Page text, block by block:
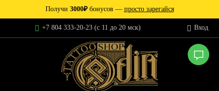
Получи 3000₽бонусов — просто зарегайся
+7 804 333-20-23 (c 11 до 20 мск) Вход